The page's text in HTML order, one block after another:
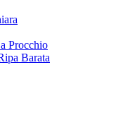
Procchio
Barata